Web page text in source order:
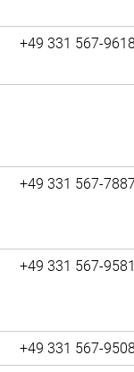
+49 331 567-9618
+49 331 567-7887
+49 331 567-9581
+49 331 567-9508